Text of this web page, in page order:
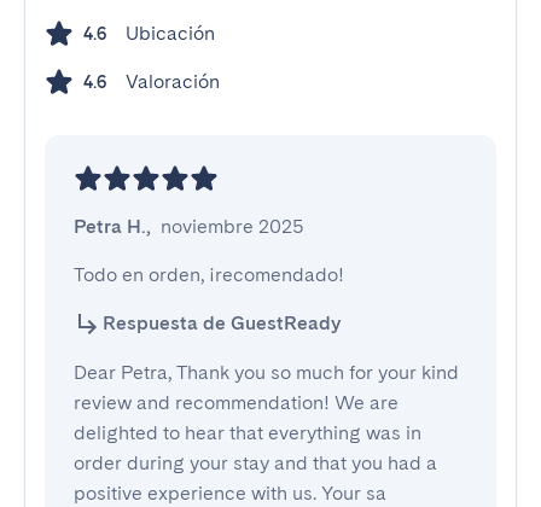
4.6 Ubicación
4.6 Valoración
Petra H., noviembre 2025
Todo en orden, ¡recomendado!
Respuesta de GuestReady
Dear Petra, Thank you so much for your kind
review and recommendation! We are
delighted to hear that everything was in
order during your stay and that you had a
positive experience with us. Your sa